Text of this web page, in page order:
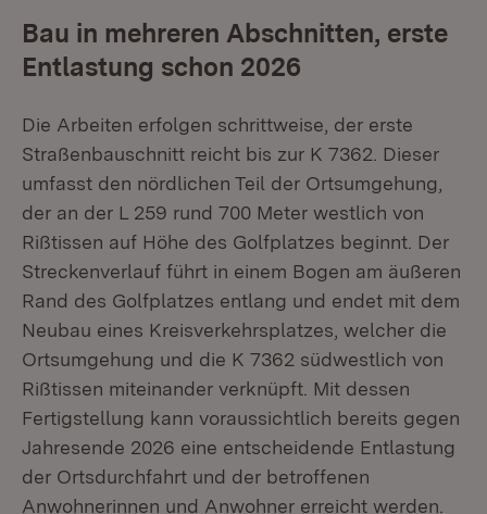
Bau in mehreren Abschnitten, erste
Entlastung schon 2026
Die Arbeiten erfolgen schrittweise, der erste
Straßenbauschnitt reicht bis zur K 7362. Dieser
umfasst den nördlichen Teil der Ortsumgehung,
der an der L 259 rund 700 Meter westlich von
Rißtissen auf Höhe des Golfplatzes beginnt. Der
Streckenverlauf führt in einem Bogen am äußeren
Rand des Golfplatzes entlang und endet mit dem
Neubau eines Kreisverkehrsplatzes, welcher die
Ortsumgehung und die K 7362 südwestlich von
Rißtissen miteinander verknüpft. Mit dessen
Fertigstellung kann voraussichtlich bereits gegen
Jahresende 2026 eine entscheidende Entlastung
der Ortsdurchfahrt und der betroffenen
Anwohnerinnen und Anwohner erreicht werden.